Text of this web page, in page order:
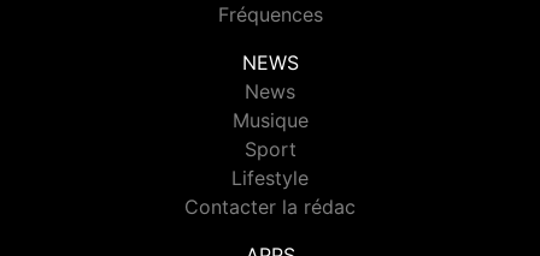
Fréquences
NEWS
News
Musique
Sport
Lifestyle
Contacter la rédac